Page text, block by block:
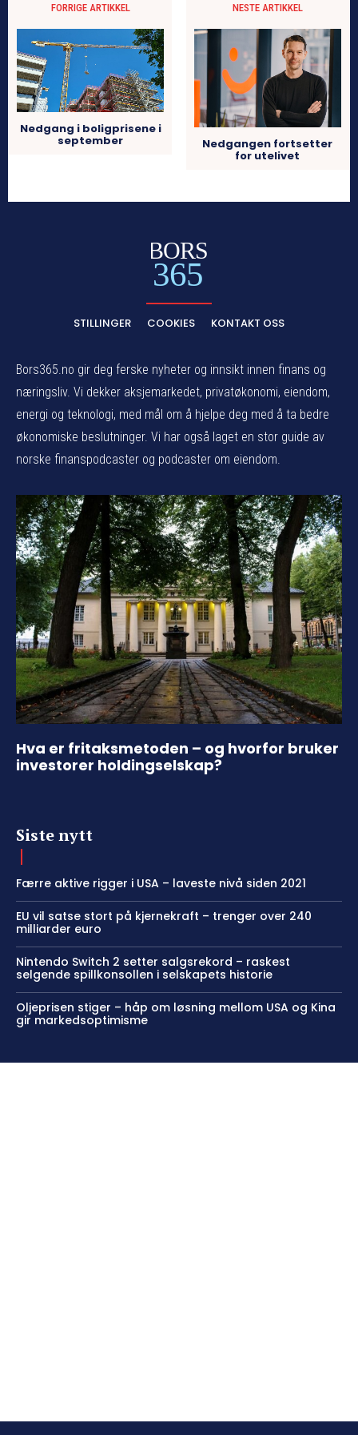
FORRIGE ARTIKKEL
Nedgang i boligprisene i
september
NESTE ARTIKKEL
Nedgangen fortsetter
for utelivet
BORS
365
STILLINGER COOKIES KONTAKT OSS
Bors365.no gir deg ferske nyheter og innsikt innen finans og
næringsliv. Vi dekker aksjemarkedet, privatøkonomi, eiendom,
energi og teknologi, med mål om å hjelpe deg med å ta bedre
økonomiske beslutninger. Vi har også laget en stor guide av
norske finanspodcaster og podcaster om eiendom.
Hva er fritaksmetoden – og hvorfor bruker
investorer holdingselskap?
Siste nytt
Færre aktive rigger i USA – laveste nivå siden 2021
EU vil satse stort på kjernekraft – trenger over 240
milliarder euro
Nintendo Switch 2 setter salgsrekord – raskest
selgende spillkonsollen i selskapets historie
Oljeprisen stiger – håp om løsning mellom USA og Kina
gir markedsoptimisme